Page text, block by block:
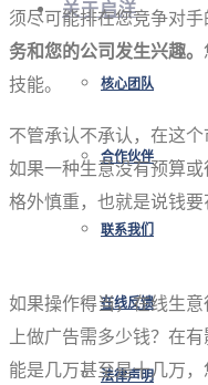
关于启洋
核心团队
合作伙伴
联系我们
在线反馈
法律声明
须尽可能排在您竞争对手
务和您的公司发生兴趣。
技能。
不管承认不承认，在这
如果一种生意没有预算
格外慎重，也就是说钱要
如果操作得当，在线生
上做广告需多少钱？在
能是几万甚至是十几万